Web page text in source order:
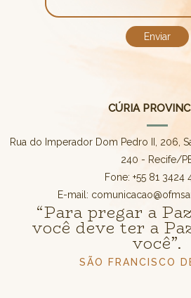
CÚRIA
Rua do Imperador Dom Pedro II, 206,
240 - Recife/
Fone: +55 81 3424
E-mail:
“Para pregar a
você deve ter a
você”.
SÃO FRANCISCO